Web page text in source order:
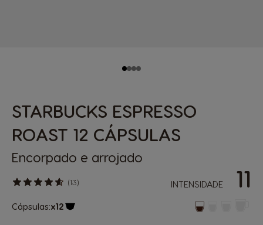
STARBUCKS ESPRESSO
ROAST 12 CÁPSULAS
Encorpado e arrojado
INTENSIDADE 11
(13)
Cápsulas:x12